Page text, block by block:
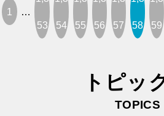
1 …
53 54 55 56 57 58 59
トピッ
TOPICS